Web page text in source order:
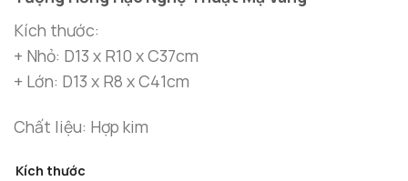
Kích thước:
+ Nhỏ: D13 x R10 x C37cm
+ Lớn: D13 x R8 x C41cm
Chất liệu: Hợp kim
Kích thước